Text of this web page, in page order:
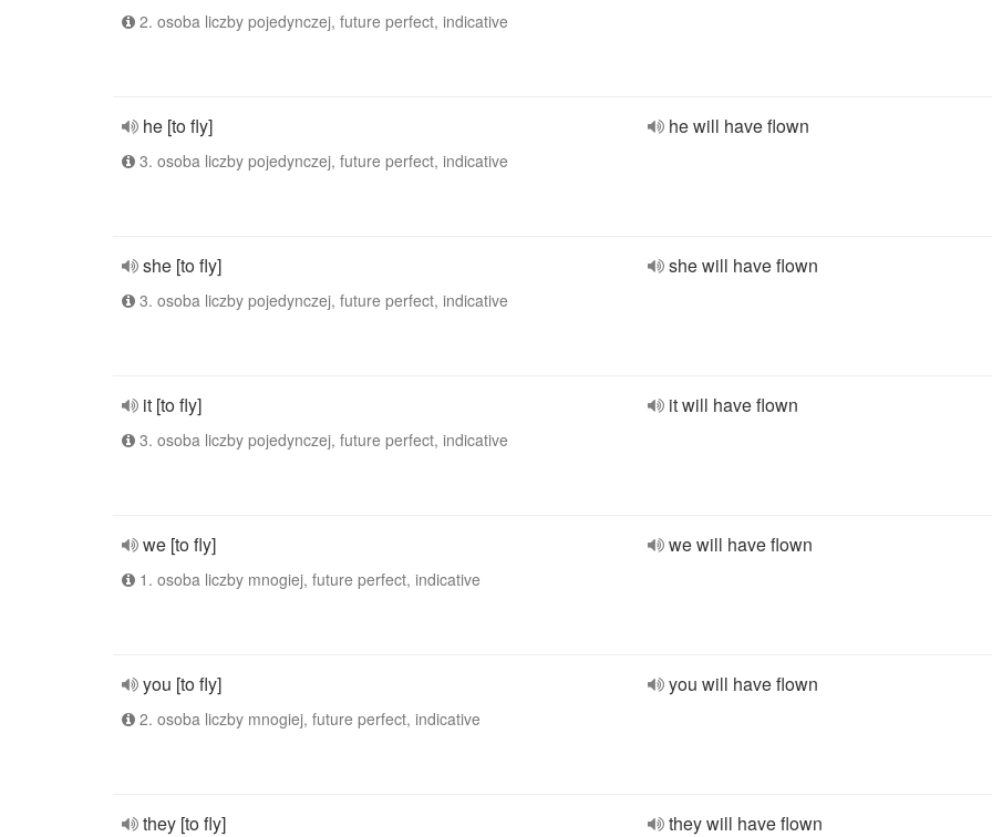
2. osoba liczby pojedynczej, future perfect, indicative
he [to fly]
3. osoba liczby pojedynczej, future perfect, indicative
he will have flown
she [to fly]
3. osoba liczby pojedynczej, future perfect, indicative
she will have flown
it [to fly]
3. osoba liczby pojedynczej, future perfect, indicative
it will have flown
we [to fly]
1. osoba liczby mnogiej, future perfect, indicative
we will have flown
you [to fly]
2. osoba liczby mnogiej, future perfect, indicative
you will have flown
they [to fly] they will have flown